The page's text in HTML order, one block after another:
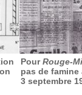
PourRouge-
pas de famine
3 septembre